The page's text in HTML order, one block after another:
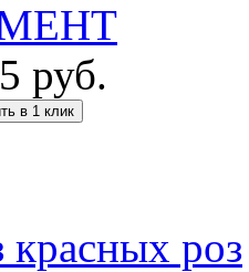
руб.
в 1 клик
красных роз